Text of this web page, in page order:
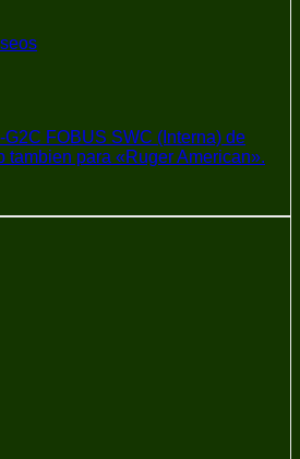
FOBUS SWC (Interna) de
tambien para «Ruger American».